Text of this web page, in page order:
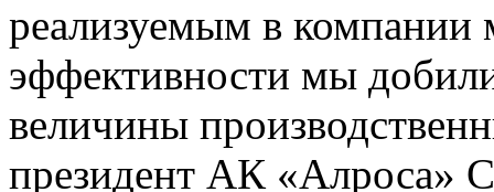
реализуемым в
эффективности мы
величины
президент АК «Алроса»